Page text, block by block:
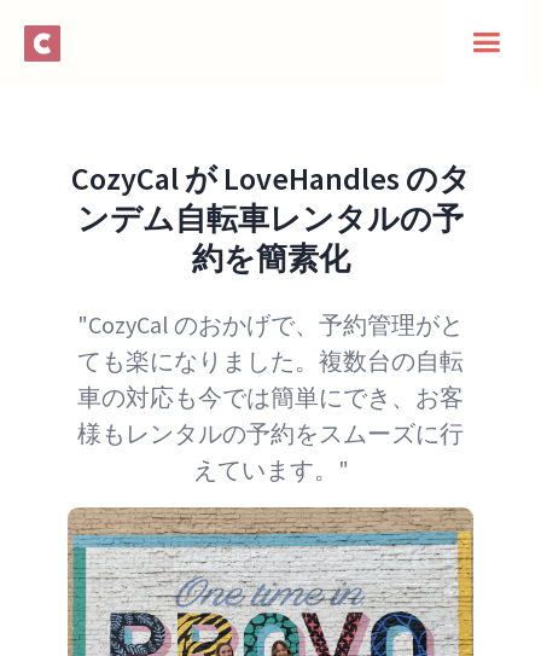
CozyCal が LoveHandles のタ
ンデム自転車レンタルの予
約を簡素化
"CozyCal のおかげで、予約管理がと
ても楽になりました。複数台の自転
車の対応も今では簡単にでき、お客
様もレンタルの予約をスムーズに行
えています。"